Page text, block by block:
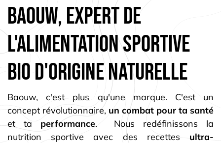
BAOUW, expert de
l'alimentation sportive
bio d'origine naturelle
Baouw, c'est plus qu'une marque. C'est un
concept révolutionnaire, un combat pour ta santé
et ta performance. Nous redéfinissons la
nutrition sportive avec des recettes ultra-